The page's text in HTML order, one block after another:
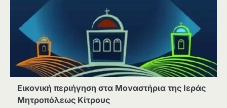
Εικονική περιήγηση στα Μοναστήρια της Ιεράς
Μητροπόλεως Κίτρους